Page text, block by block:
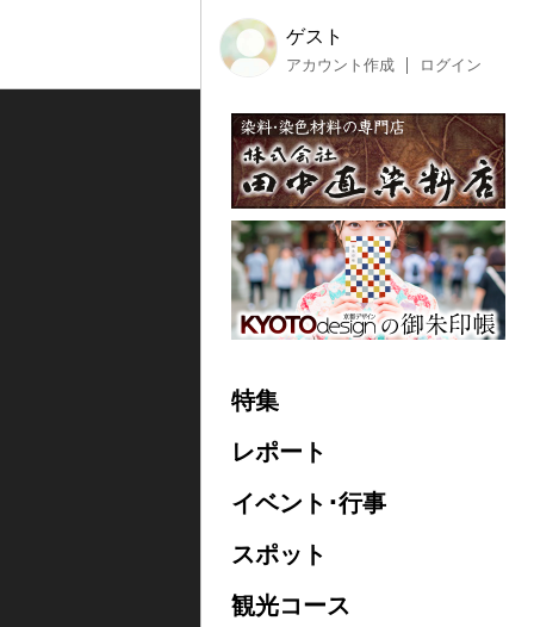
ゲスト
アカウント作成 ログイン
特集
レポート
イベント･行事
スポット
観光コース